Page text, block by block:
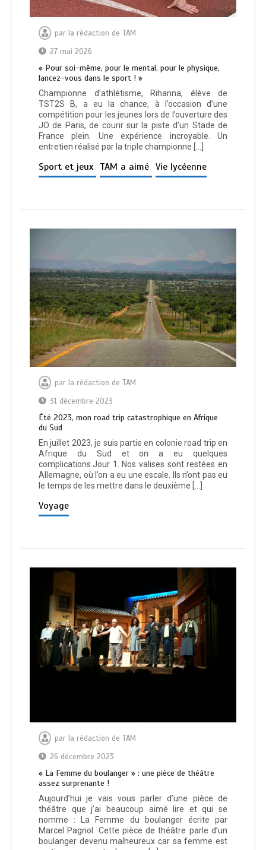
par la rédaction de TAM
27 mai 2026
« Pour soi-même, pour le mental, pour le physique,
lancez-vous dans le sport ! »
Championne d’athlétisme, Rihanna, élève de
TST2S B, a eu la chance, à l’occasion d’une
compétition pour les jeunes lors de l’ouverture des
JO de Paris, de courir sur la piste d’un Stade de
France plein. Une expérience incroyable. Un
entretien réalisé par la triple championne […]
Sport et jeux TAM a aimé Vie lycéenne
par la rédaction de TAM
31 décembre 2023
Été 2023, mon road trip catastrophique en Afrique
du Sud
En juillet 2023, je suis partie en colonie road trip en
Afrique du Sud et on a eu quelques
complications.Jour 1. Nos valises sont restées en
Allemagne, où l’on a eu une escale. Ils n’ont pas eu
le temps de les mettre dans le deuxième […]
Voyage
par la rédaction de TAM
26 décembre 2023
« La Femme du boulanger » : une pièce de théâtre
assez surprenante !
Aujourd’hui je vais vous parler d’une pièce de
théâtre que j’ai beaucoup aimé lire et qui se
nomme : La Femme du boulanger écrite par
Marcel Pagnol. Cette pièce de théâtre parle d’un
boulanger devenu malheureux car sa femme est